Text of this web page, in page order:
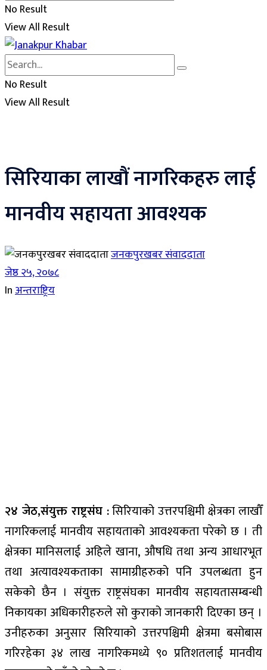
No Result
View All Result
No Result
View All Result
सिरियाका लाखौं नागरिकहरु लाई
मानवीय सहायता आवश्यक
जनकपुरखबर संवाददाता
जेष्ठ २५, २०७८
Inअन्तराष्ट्रिय
२४ जेठ,संयुक्त राष्ट्रसंघ :सिरियाको उत्तरपश्चिमी क्षेत्रका लाखौँ
नागरिकलाई मानवीय सहायताको आवश्यकता परेको छ । ती
क्षेत्रका मानिसलाई अहिले खाना, औषधि तथा अन्य आधारभूत
तथा अत्यावश्यकताका सामाग्रीहरुको पनि उपलब्धता हुन
सकेको छैन । संयुक्त राष्ट्रसंघका मानवीय सहायतासम्बन्धी
निकायका अधिकारीहरुले सो कुराको जानकारी दिएका छन् ।
उनीहरुका अनुसार सिरियाको उत्तरपश्चिमी क्षेत्रमा बसोबास
गरिरहेका ३४ लाख नागरिकमध्ये ९० प्रतिशतलाई मानवीय